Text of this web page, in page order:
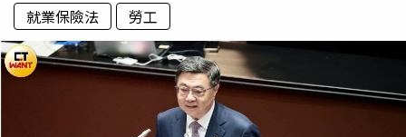
就業保險法
勞工